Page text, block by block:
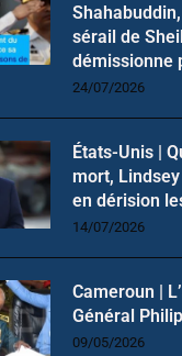
sérail de
démissionne
24/07/2026
États-Unis |
mort,
en dérision
14/07/2026
Cameroun |
Général
09/05/2026